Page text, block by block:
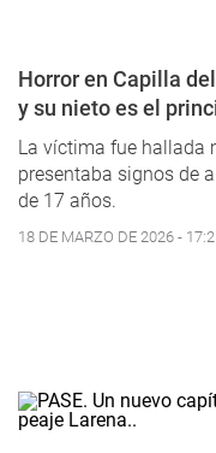
Horror en Capilla
y su nieto es el
La víctima fue hallada
presentaba signos de
de 17 años.
18 DE MARZO DE 2026 -